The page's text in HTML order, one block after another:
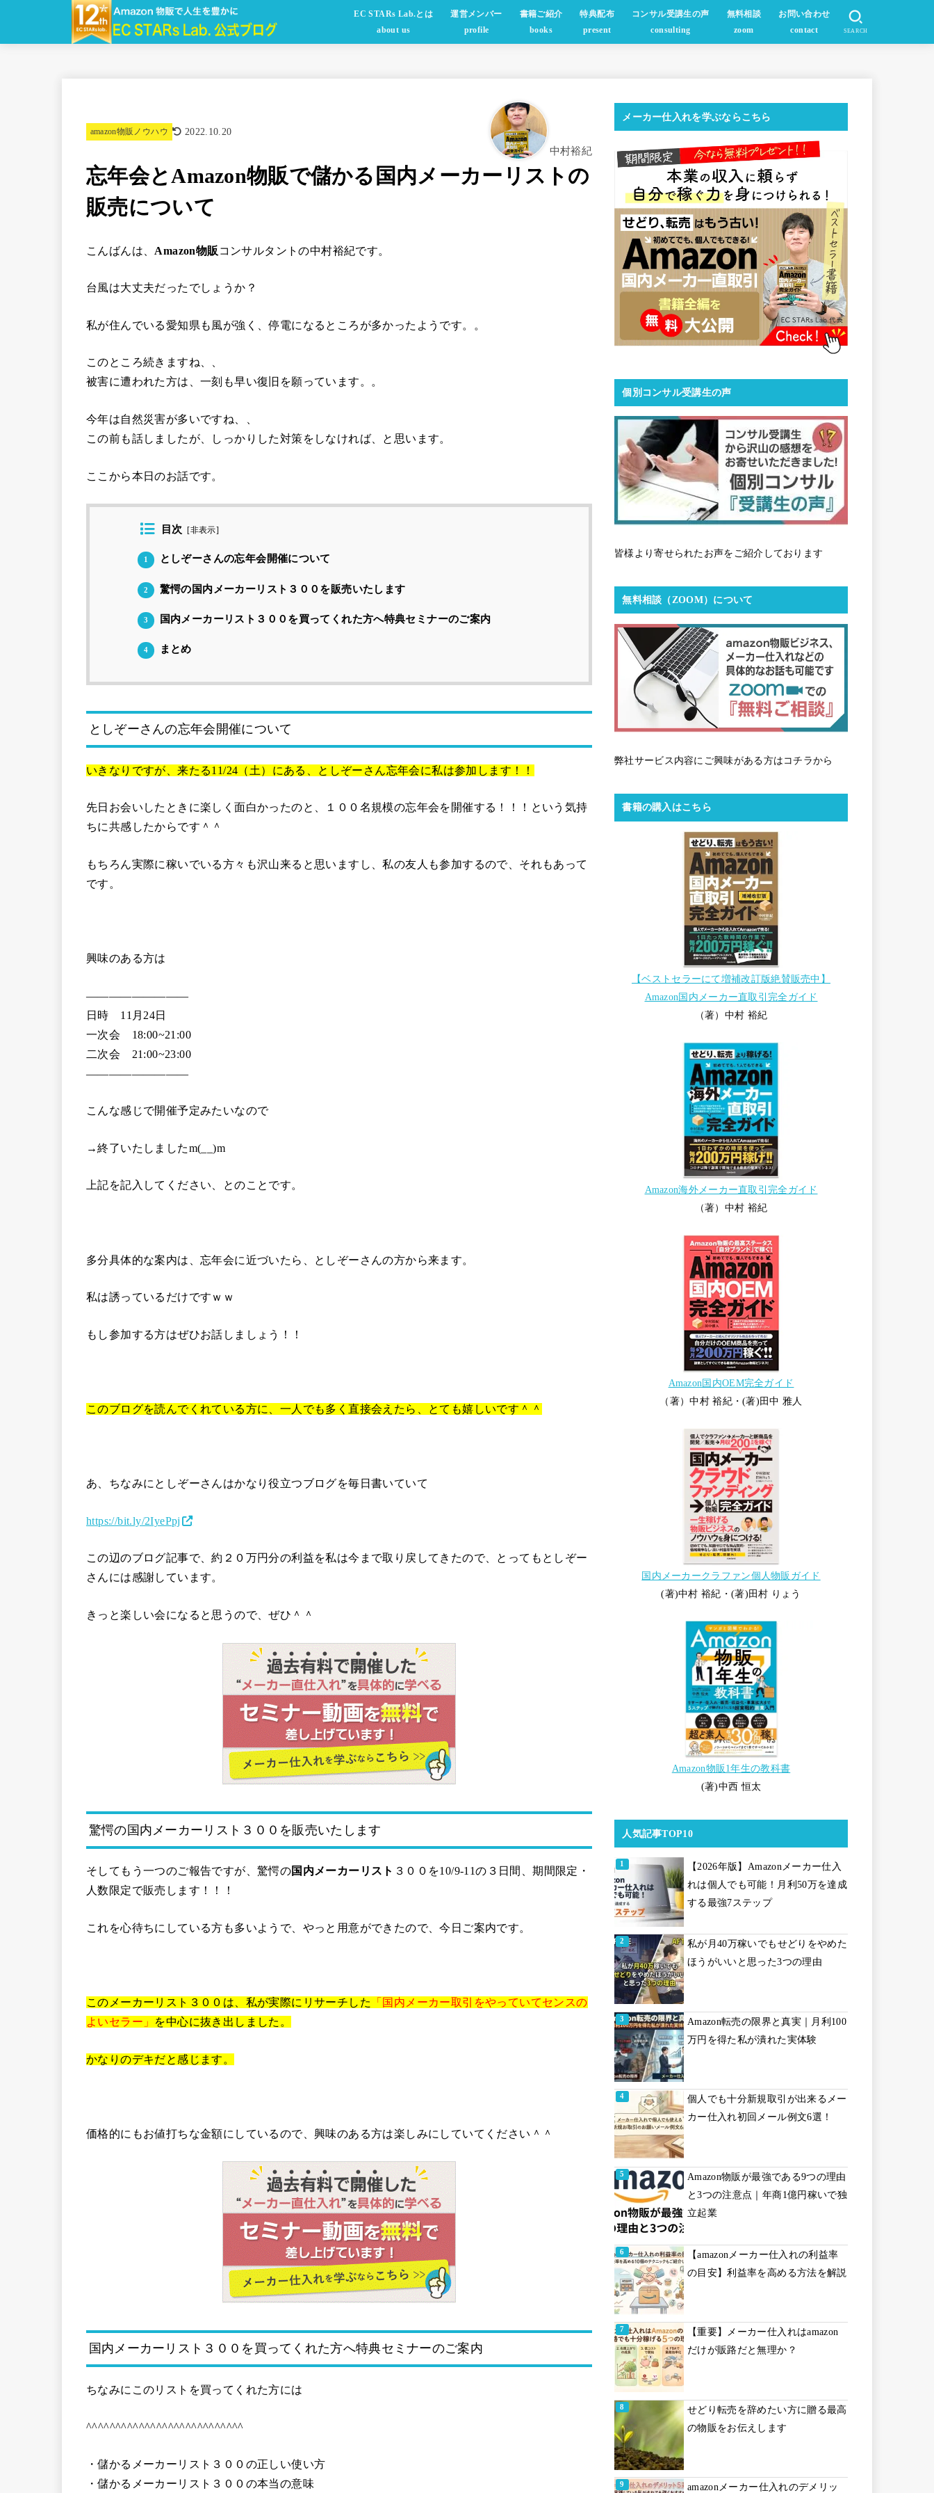
EC STARs Lab.とは
about us
運営メンバー
profile
書籍ご紹介
books
特典配布
present
コンサル受講生の声
consulting
無料相談
zoom
お問い合わせ
contact
SEARCH
amazon物販ノウハウ 2022.10.20
中村裕紀
忘年会とAmazon物販で儲かる国内メーカーリストの
販売について
こんばんは、 Amazon物販 コンサルタントの中村裕紀です。
台風は大丈夫だったでしょうか？
私が住んでいる愛知県も風が強く、停電になるところが多かったようです。。
このところ続きますね、、
被害に遭われた方は、一刻も早い復旧を願っています。。
今年は自然災害が多いですね、、
この前も話しましたが、しっかりした対策をしなければ、と思います。
ここから本日のお話です。
目次 [非表示]
1 としぞーさんの忘年会開催について
2 驚愕の国内メーカーリスト３００を販売いたします
3 国内メーカーリスト３００を買ってくれた方へ特典セミナーのご案内
4 まとめ
としぞーさんの忘年会開催について
いきなりですが、来たる11/24（土）にある、としぞーさん忘年会に私は参加します！！
先日お会いしたときに楽しく面白かったのと、１００名規模の忘年会を開催する！！！という気持
ちに共感したからです＾＾
もちろん実際に稼いでいる方々も沢山来ると思いますし、私の友人も参加するので、それもあって
です。
興味のある方は
—————————
日時 11月24日
一次会 18:00~21:00
二次会 21:00~23:00
—————————
こんな感じで開催予定みたいなので
→終了いたしましたm(__)m
上記を記入してください、とのことです。
多分具体的な案内は、忘年会に近づいたら、としぞーさんの方から来ます。
私は誘っているだけですｗｗ
もし参加する方はぜひお話しましょう！！
このブログを読んでくれている方に、一人でも多く直接会えたら、とても嬉しいです＾＾
あ、ちなみにとしぞーさんはかなり役立つブログを毎日書いていて
https://bit.ly/2IyePpj
この辺のブログ記事で、約２０万円分の利益を私は今まで取り戻してきたので、とってもとしぞー
さんには感謝しています。
きっと楽しい会になると思うので、ぜひ＾＾
驚愕の国内メーカーリスト３００を販売いたします
そしてもう一つのご報告ですが、驚愕の国内メーカーリスト ３００を10/9-11の３日間、期間限定・
人数限定で販売します！！！
これを心待ちにしている方も多いようで、やっと用意ができたので、今日ご案内です。
このメーカーリスト３００は、私が実際にリサーチした
「国内メーカー取引をやっていてセンスの
よいセラー」 を中心に抜き出しました。
かなりのデキだと感じます。
価格的にもお値打ちな金額にしているので、興味のある方は楽しみにしていてください＾＾
国内メーカーリスト３００を買ってくれた方へ特典セミナーのご案内
ちなみにこのリストを買ってくれた方には
^^^^^^^^^^^^^^^^^^^^^^^^^^^
・儲かるメーカーリスト３００の正しい使い方
・儲かるメーカーリスト３００の本当の意味
メーカー仕入れを学ぶならこちら
個別コンサル受講生の声
皆様より寄せられたお声をご紹介しております
無料相談（ZOOM）について
弊社サービス内容にご興味がある方はコチラから
書籍の購入はこちら
【ベストセラーにて増補改訂版絶賛販売中】
Amazon国内メーカー直取引完全ガイド
（著）中村 裕紀
Amazon海外メーカー直取引完全ガイド
（著）中村 裕紀
Amazon国内OEM完全ガイド
（著）中村 裕紀・(著)田中 雅人
国内メーカークラファン個人物販ガイド
(著)中村 裕紀・(著)田村 りょう
Amazon物販1年生の教科書
(著)中西 恒太
人気記事TOP10
【2026年版】Amazonメーカー仕入
れは個人でも可能！月利50万を達成
する最強7ステップ
私が月40万稼いでもせどりをやめた
ほうがいいと思った3つの理由
Amazon転売の限界と真実｜月利100
万円を得た私が潰れた実体験
個人でも十分新規取引が出来るメー
カー仕入れ初回メール例文6選！
Amazon物販が最強である9つの理由
と3つの注意点｜年商1億円稼いで独
立起業
【amazonメーカー仕入れの利益率
の目安】利益率を高める方法を解説
【重要】メーカー仕入れはamazon
だけが販路だと無理か？
せどり転売を辞めたい方に贈る最高
の物販をお伝えします
amazonメーカー仕入れのデメリッ